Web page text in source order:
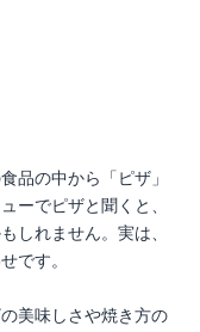
品の中から「ピザ」
ーでピザと聞くと、
しれません。実は、
です。
美味しさや焼き方の